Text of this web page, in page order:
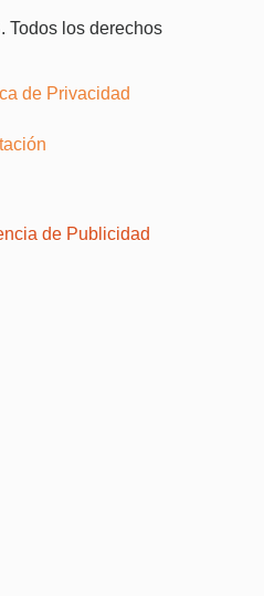
Todos los derechos
de Privacidad
de Publicidad